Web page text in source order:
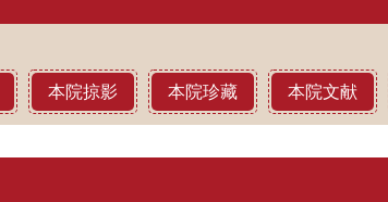
本院掠影 本院珍藏 本院文献